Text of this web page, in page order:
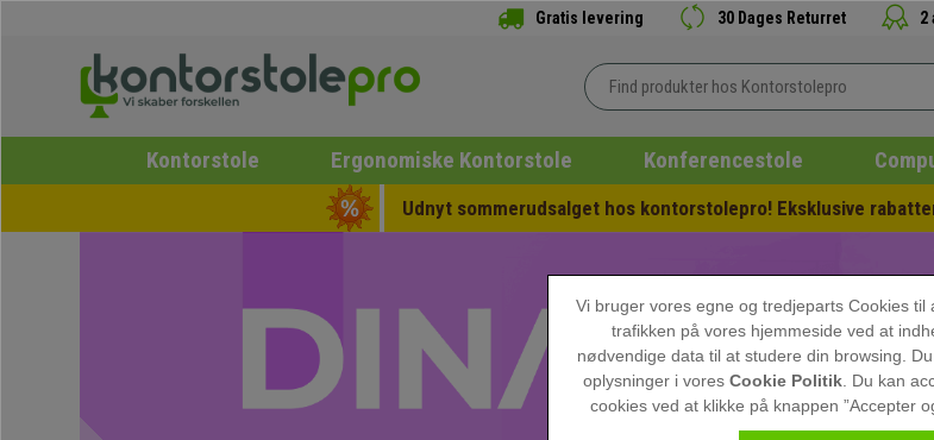
Gratis levering 30 Dages Returret 2
Kontorstole Ergonomiske Kontorstole Konferencestole
Udnyt sommerudsalget hos kontorstolepro! Eksklusive
Vi bruger vores egne og tredjeparts Cookies til
trafikken på vores hjemmeside ved at
nødvendige data til at studere din browsing.
oplysninger i vores Cookie Politik. Du kan
cookies ved at klikke på knappen ”Accepter